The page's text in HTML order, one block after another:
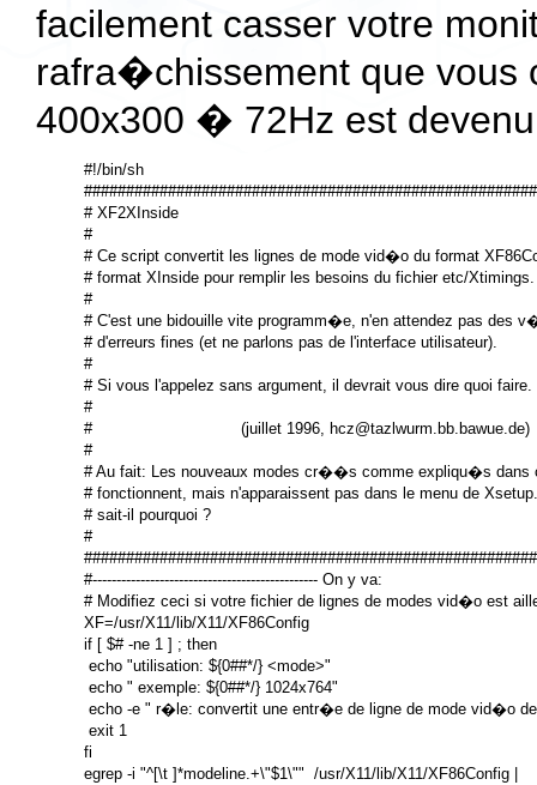
facilement casser votre
rafra�chissement que
400x300 � 72Hz est
#!/bin/sh
# XF2XInside
#
# Ce script convertit les lignes de mode vid�o du format
# format XInside pour remplir les besoins du fichier etc/Xtimings.
#
# C'est une bidouille vite programm�e, n'en attendez pas des
# d'erreurs fines (et ne parlons pas de l'interface utilisateur).
#
# Si vous l'appelez sans argument, il devrait vous dire quoi faire.
#
#                               (juillet 1996, hcz@tazlwurm.bb.bawue.de)
#
# Au fait: Les nouveaux modes cr��s comme expliqu�s dans
# fonctionnent, mais n'apparaissent pas dans le menu de
# sait-il pourquoi ?
#
#----------------------------------------------- On y va:
# Modifiez ceci si votre fichier de lignes de modes vid�o est
XF=/usr/X11/lib/X11/XF86Config
if [ $# -ne 1 ] ; then
echo "utilisation: ${0##*/} <mode>"
echo " exemple: ${0##*/} 1024x764"
echo -e " r�le: convertit une entr�e de ligne de mode vid�o
exit 1
fi
egrep -i "^[\t ]*modeline.+\"$1\""  /usr/X11/lib/X11/XF86Config |